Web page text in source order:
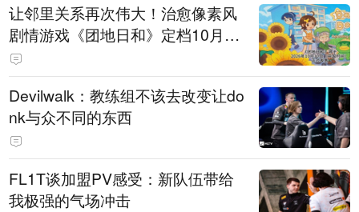
让邻里关系再次伟大！治愈像素风
剧情游戏《团地日和》定档10月30
日发售
Devilwalk：教练组不该去改变让do
nk与众不同的东西
FL1T谈加盟PV感受：新队伍带给
我极强的气场冲击